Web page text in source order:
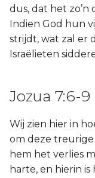
dus, dat het
Indien God hun
strijdt, wat zal er
Israëlieten
Jozua 7:6-9
Wij zien hier in
om deze treurige
hem het verlies
harte, en hierin